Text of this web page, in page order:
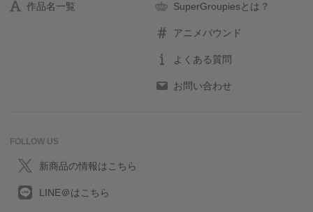
作品名一覧 SuperGroupiesとは？
アニメバウンド
よくある質問
お問い合わせ
FOLLOW US
新商品の情報はこちら
LINE＠はこちら